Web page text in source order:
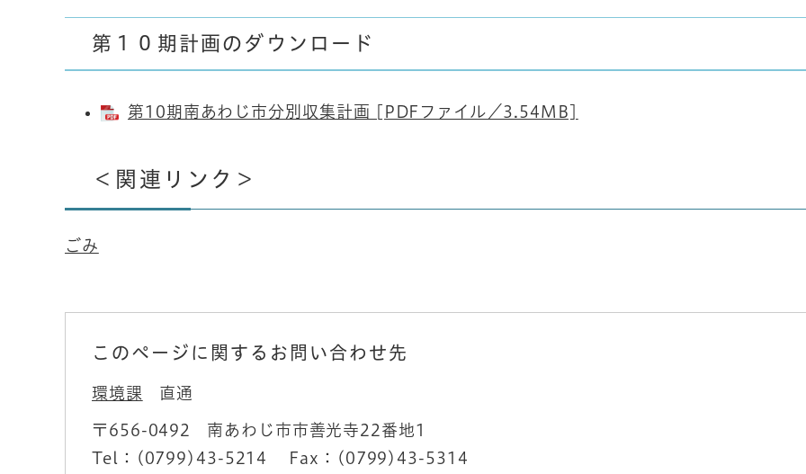
第１０期計画のダウンロード
第10期南あわじ市分別収集計画 [PDFファイル／3.54MB]
＜関連リンク＞
ごみ
このページに関するお問い合わせ先
環境課 直通
〒656-0492
南あわじ市市善光寺22番地1
Tel：(0799)43-5214
Fax：(0799)43-5314